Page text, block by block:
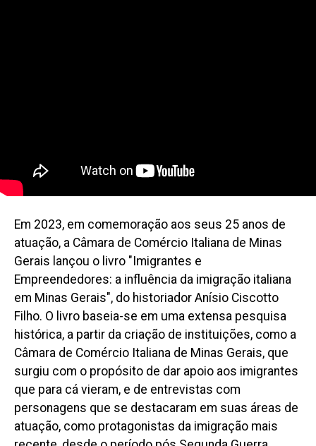
Em 2023, em comemoração aos seus 25 anos de
atuação, a Câmara de Comércio Italiana de Minas
Gerais lançou o livro "Imigrantes e
Empreendedores: a influência da imigração italiana
em Minas Gerais", do historiador Anísio Ciscotto
Filho. O livro baseia-se em uma extensa pesquisa
histórica, a partir da criação de instituições, como a
Câmara de Comércio Italiana de Minas Gerais, que
surgiu com o propósito de dar apoio aos imigrantes
que para cá vieram, e de entrevistas com
personagens que se destacaram em suas áreas de
atuação, como protagonistas da imigração mais